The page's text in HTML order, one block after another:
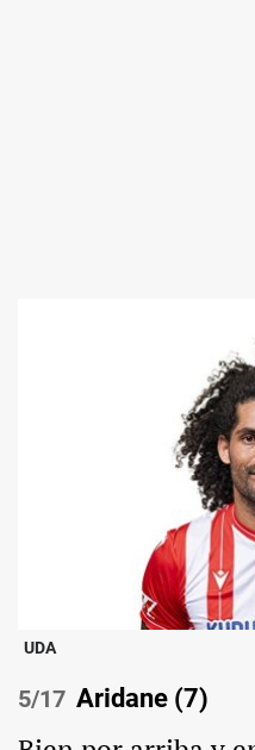
UDA
/17 Aridane (7)